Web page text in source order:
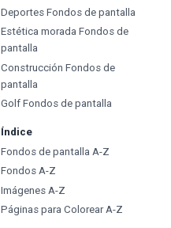
Deportes Fondos de pantalla
Estética morada Fondos de
pantalla
Construcción Fondos de
pantalla
Golf Fondos de pantalla
Índice
Fondos de pantalla A-Z
Fondos A-Z
Imágenes A-Z
Páginas para Colorear A-Z